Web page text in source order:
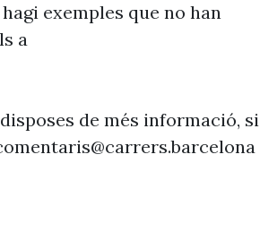
exemples que no han
a
de més informació, si